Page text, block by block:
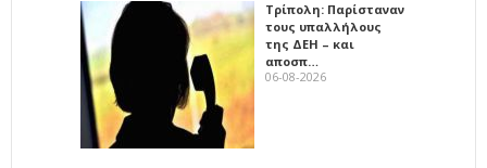
Τρίπολη: Παρίσταναν
τους υπαλλήλους
της ΔΕΗ – και
αποσπ…
06-08-2026